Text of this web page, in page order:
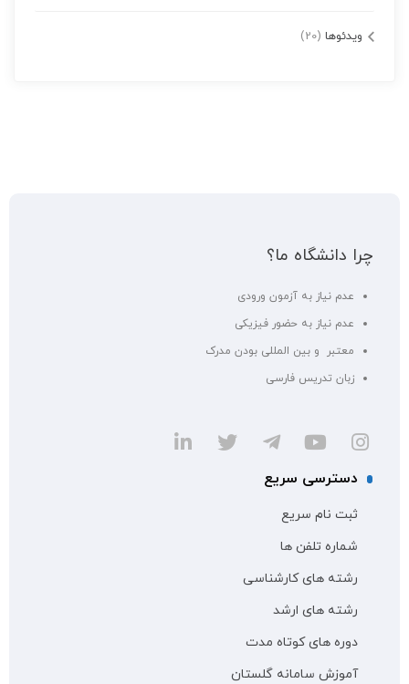
ویدئوها(20)
چرا دانشگاه ما؟
عدم نیاز به آزمون ورودی
عدم نیاز به حضور فیزیکی
معتبر و بین المللی بودن مدرک
زبان تدریس فارسی
دسترسی سریع
ثبت نام سریع
شماره تلفن ها
رشته های کارشناسی
رشته های ارشد
دوره های کوتاه مدت
آموزش سامانه گلستان